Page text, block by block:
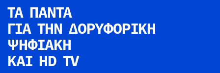
ΤΑ ΠΑΝΤΑ
ΓΙΑ ΤΗΝ ΔΟΡΥΦΟΡΙΚΗ
ΨΗΦΙΑΚΗ
ΚΑΙ HD TV